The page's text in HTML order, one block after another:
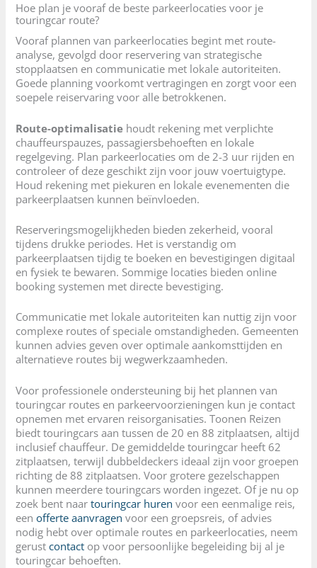
Hoe plan je vooraf de beste parkeerlocaties voor je
touringcar route?
Vooraf plannen van parkeerlocaties begint met route-
analyse, gevolgd door reservering van strategische
stopplaatsen en communicatie met lokale autoriteiten.
Goede planning voorkomt vertragingen en zorgt voor een
soepele reiservaring voor alle betrokkenen.
Route-optimalisatie houdt rekening met verplichte
chauffeurspauzes, passagiersbehoeften en lokale
regelgeving. Plan parkeerlocaties om de 2-3 uur rijden en
controleer of deze geschikt zijn voor jouw voertuigtype.
Houd rekening met piekuren en lokale evenementen die
parkeerplaatsen kunnen beïnvloeden.
Reserveringsmogelijkheden bieden zekerheid, vooral
tijdens drukke periodes. Het is verstandig om
parkeerplaatsen tijdig te boeken en bevestigingen digitaal
en fysiek te bewaren. Sommige locaties bieden online
booking systemen met directe bevestiging.
Communicatie met lokale autoriteiten kan nuttig zijn voor
complexe routes of speciale omstandigheden. Gemeenten
kunnen advies geven over optimale aankomsttijden en
alternatieve routes bij wegwerkzaamheden.
Voor professionele ondersteuning bij het plannen van
touringcar routes en parkeervoorzieningen kun je contact
opnemen met ervaren reisorganisaties. Toonen Reizen
biedt touringcars aan tussen de 20 en 88 zitplaatsen, altijd
inclusief chauffeur. De gemiddelde touringcar heeft 62
zitplaatsen, terwijl dubbeldeckers ideaal zijn voor groepen
richting de 88 zitplaatsen. Voor grotere gezelschappen
kunnen meerdere touringcars worden ingezet. Of je nu op
zoek bent naartouringcar huren voor een eenmalige reis,
eenofferte aanvragen voor een groepsreis, of advies
nodig hebt over optimale routes en parkeerlocaties, neem
gerustcontact op voor persoonlijke begeleiding bij al je
touringcar behoeften.